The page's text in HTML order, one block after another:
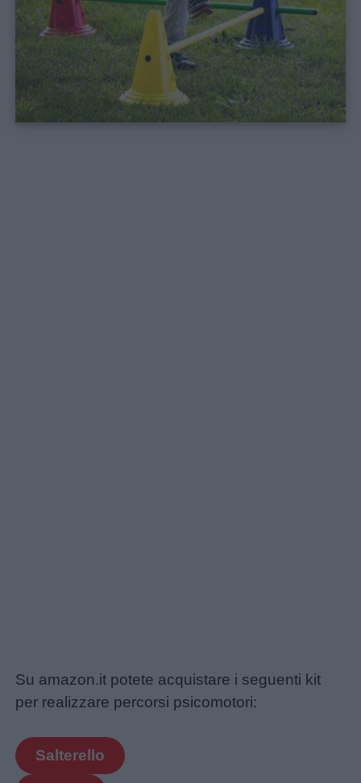
Su amazon.it potete acquistare i seguenti kit
per realizzare percorsi psicomotori:
Salterello